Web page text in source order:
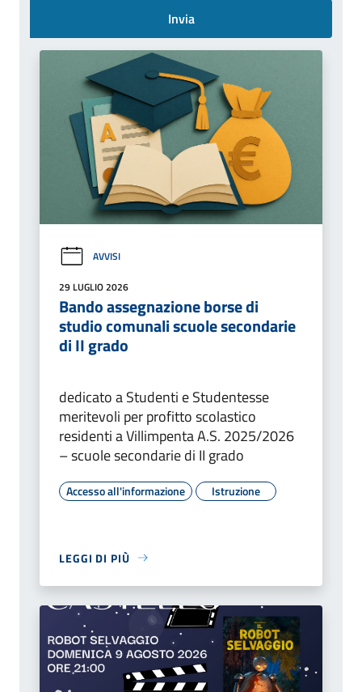
Invia
AVVISI
29 LUGLIO 2026
Bando assegnazione borse di
studio comunali scuole secondarie
di II grado
dedicato a Studenti e Studentesse
meritevoli per profitto scolastico
residenti a Villimpenta A.S. 2025/2026
– scuole secondarie di II grado
Accesso all'informazione Istruzione
LEGGI DI PIÙ